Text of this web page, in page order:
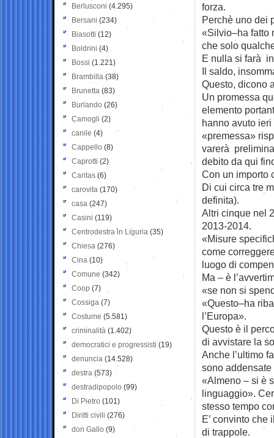
forza.
Perchè uno dei
«Silvio–ha fatto
che solo
E nulla si farà
Il saldo,
Questo, dicono
Un promessa
elemento
hanno avuto
«premessa»
varerà
debito da qui
Con un importo
Di cui circa tre
definita).
Altri cinque nel
2013-2014.
«Misure
come
luogo di
Ma – è
«se non si
«Questo–ha
l’Europa».
Questo è il
di avvistare la
Anche l’ultimo
sono
«Almeno – si è
linguaggio».
stesso tempo
E’ convinto
di trappole.
Berlusconi (4.295)
Bersani (234)
Biasotti (12)
Boldrini (4)
Bossi (1.221)
Brambilla (38)
Brunetta (83)
Burlando (26)
Camogli (2)
canile (4)
Cappello (8)
Caprotti (2)
Caritas (6)
carovita (170)
casa (247)
Casini (119)
Centrodestra in Liguria (35)
Chiesa (276)
Cina (10)
Comune (342)
Coop (7)
Cossiga (7)
Costume (5.581)
criminalità (1.402)
democratici e progressisti (19)
denuncia (14.528)
destra (573)
destradipopolo (99)
Di Pietro (101)
Diritti civili (276)
don Gallo (9)